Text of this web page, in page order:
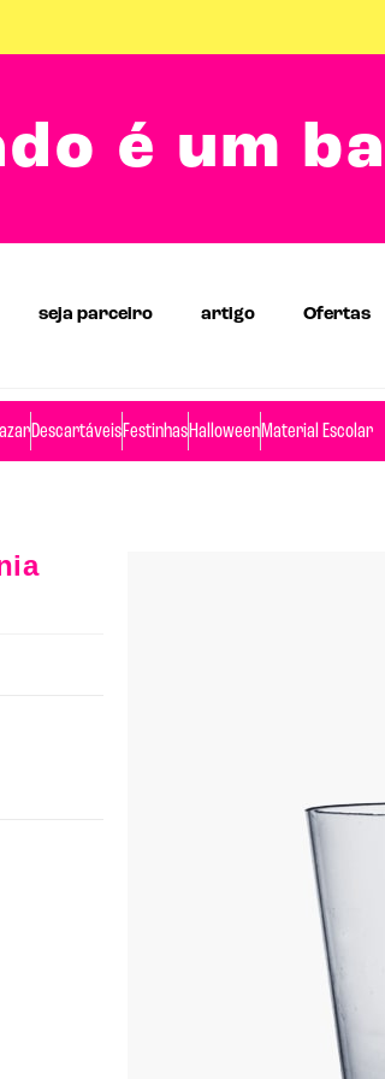
é um
seja parceiro artigo Ofertas
DescartáveisFestinhasHalloweenMaterial Escolar